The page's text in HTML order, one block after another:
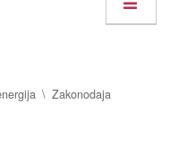
Zakonodaja